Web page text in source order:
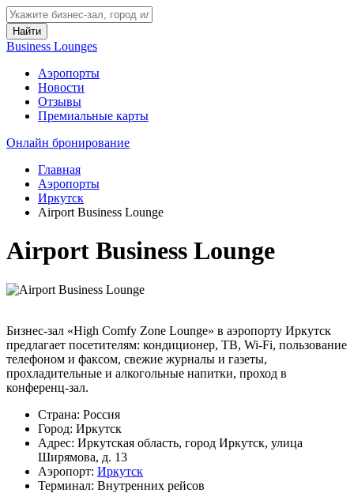
Найти
Business Lounges
Аэропорты
Новости
Отзывы
Премиальные карты
Онлайн бронирование
Главная
Аэропорты
Иркутск
Airport Business Lounge
Airport Business Lounge
Бизнес-зал «High Comfy Zone Lounge» в аэропорту Иркутск
предлагает посетителям: кондиционер, ТВ, Wi-Fi, пользование
телефоном и факсом, свежие журналы и газеты,
прохладительные и алкогольные напитки, проход в
конференц-зал.
Страна: Россия
Город: Иркутск
Адрес: Иркутская область, город Иркутск, улица
Ширямова, д. 13
Аэропорт: Иркутск
Терминал: Внутренних рейсов